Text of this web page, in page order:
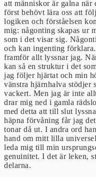
att människor är galna när
först behövt lära oss att
logiken och förståelsen
mig: någonting skapas ur
som i det visar sig.
och kan ingenting
framför allt lyssnar jag.
kan så en struktur i det
jag följer hjärtat och min
vänstra hjärnhalva stödjer
vackert. Men jag är inte
drar mig ned i gamla
med detta att till slut
häpna förvåning får jag
tonar då ut. I andra ord
hand om mitt lilla
leda mig till min
genuinitet. I det är leken,
delarna.